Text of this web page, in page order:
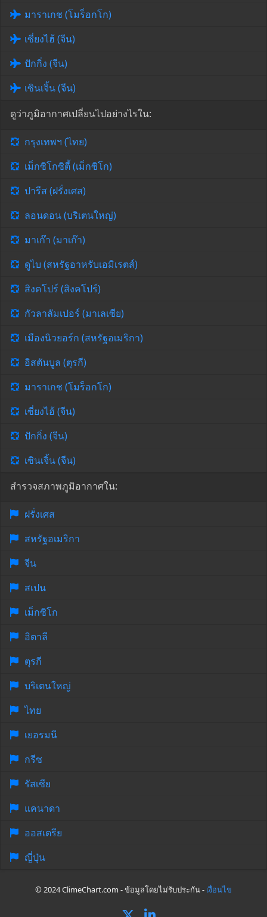
มาราเกช (โมร็อกโก)
เซี่ยงไฮ้ (จีน)
ปักกิ่ง (จีน)
เซินเจิ้น (จีน)
ดูว่าภูมิอากาศเปลี่ยนไปอย่างไรใน:
กรุงเทพฯ (ไทย)
เม็กซิโกซิตี้ (เม็กซิโก)
ปารีส (ฝรั่งเศส)
ลอนดอน (บริเตนใหญ่)
มาเก๊า (มาเก๊า)
ดูไบ (สหรัฐอาหรับเอมิเรตส์)
สิงคโปร์ (สิงคโปร์)
กัวลาลัมเปอร์ (มาเลเซีย)
เมืองนิวยอร์ก (สหรัฐอเมริกา)
อิสตันบูล (ตุรกี)
มาราเกช (โมร็อกโก)
เซี่ยงไฮ้ (จีน)
ปักกิ่ง (จีน)
เซินเจิ้น (จีน)
สำรวจสภาพภูมิอากาศใน:
ฝรั่งเศส
สหรัฐอเมริกา
จีน
สเปน
เม็กซิโก
อิตาลี
ตุรกี
บริเตนใหญ่
ไทย
เยอรมนี
กรีซ
รัสเซีย
แคนาดา
ออสเตรีย
ญี่ปุ่น
© 2024 ClimeChart.com - ข้อมูลโดยไม่รับประกัน - เงื่อนไข